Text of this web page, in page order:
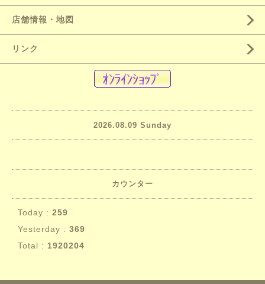
店舗情報・地図
リンク
2026.08.09 Sunday
カウンター
Today : 259
Yesterday : 369
Total : 1920204